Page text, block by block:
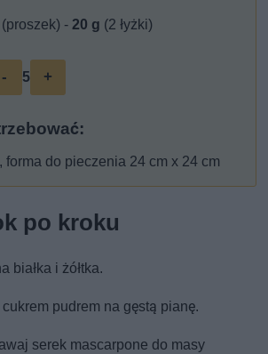
-20 g (2 łyżki)
- 5 +
forma do pieczenia 24 cm x 24 cm
po kroku
białka i żółtka.
pudrem na gęstą pianę.
serek mascarpone do masy